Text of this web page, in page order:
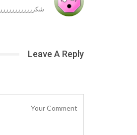
Leave A Reply